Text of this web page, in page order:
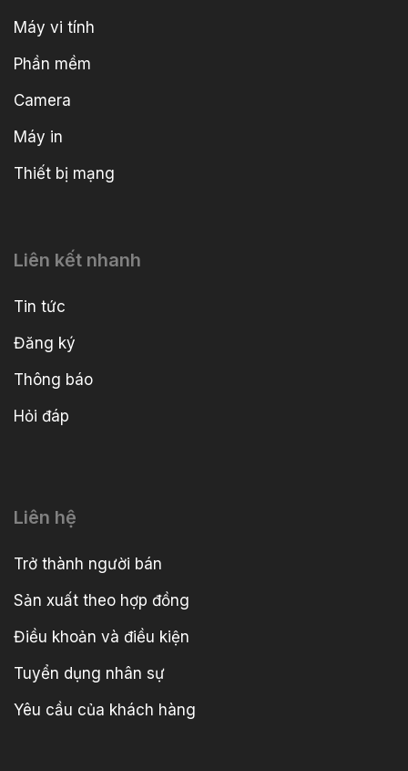
Máy vi tính
Phần mềm
Camera
Máy in
Thiết bị mạng
Liên kết nhanh
Tin tức
Đăng ký
Thông báo
Hỏi đáp
Liên hệ
Trở thành người bán
Sản xuất theo hợp đồng
Điều khoản và điều kiện
Tuyển dụng nhân sự
Yêu cầu của khách hàng